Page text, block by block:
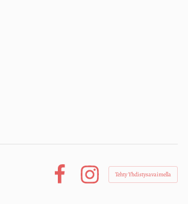
Tehty Yhdistysavaimella